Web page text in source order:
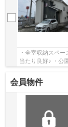
・全室収納スペ
当たり良好♪ ・公
会員物件